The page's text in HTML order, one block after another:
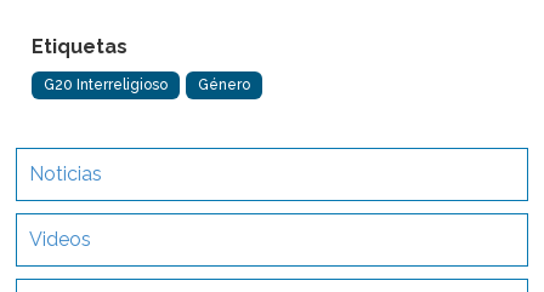
Etiquetas
G20 Interreligioso Género
Noticias
Videos